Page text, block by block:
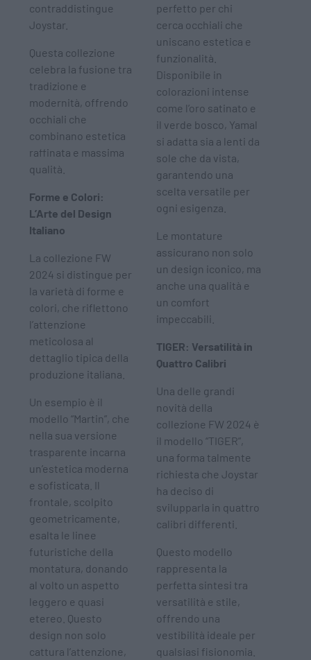
contraddistingue
Joystar.
Questa collezione
celebra la fusione tra
tradizione e
modernità, offrendo
occhiali che
combinano estetica
raffinata e massima
qualità.
Forme e Colori:
L’Arte del Design
Italiano
La collezione FW
2024 si distingue per
la varietà di forme e
colori, che riflettono
l’attenzione
meticolosa al
dettaglio tipica della
produzione italiana.
Un esempio è il
modello “Martin”, che
nella sua versione
trasparente incarna
un’estetica moderna
e sofisticata. Il
frontale, scolpito
geometricamente,
esalta le linee
futuristiche della
montatura, donando
al volto un aspetto
leggero e quasi
etereo. Questo
design non solo
cattura l’attenzione,
perfetto per chi
cerca occhiali che
uniscano estetica e
funzionalità.
Disponibile in
colorazioni intense
come l’oro satinato e
il verde bosco, Yamal
si adatta sia a lenti da
sole che da vista,
garantendo una
scelta versatile per
ogni esigenza.
Le montature
assicurano non solo
un design iconico, ma
anche una qualità e
un comfort
impeccabili.
TIGER: Versatilità in
Quattro Calibri
Una delle grandi
novità della
collezione FW 2024 è
il modello “TIGER”,
una forma talmente
richiesta che Joystar
ha deciso di
svilupparla in quattro
calibri differenti.
Questo modello
rappresenta la
perfetta sintesi tra
versatilità e stile,
offrendo una
vestibilità ideale per
qualsiasi fisionomia.